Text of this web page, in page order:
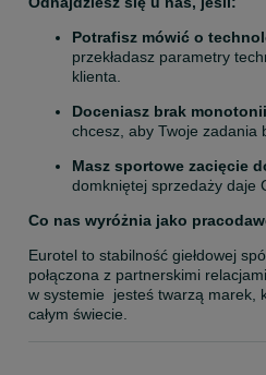
Potrafisz mówić o
przekładasz parametry
klienta.
Doceniasz brak monotonii
chcesz, aby Twoje zadania
Masz sportowe zacięcie
domkniętej sprzedaży daje
Co nas wyróżnia jako
Eurotel to stabilność giełdowej
połączona z partnerskimi
w systemie  jesteś twarzą marek,
całym świecie.